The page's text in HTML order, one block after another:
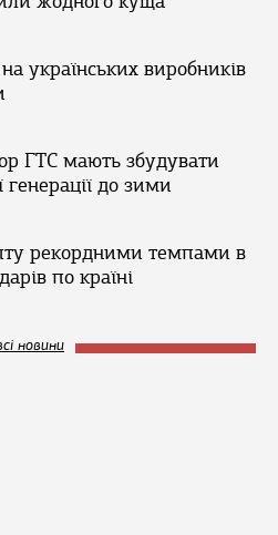
українських виробників
ГТС мають збудувати
до зими
рекордними темпами в
по країні
новини